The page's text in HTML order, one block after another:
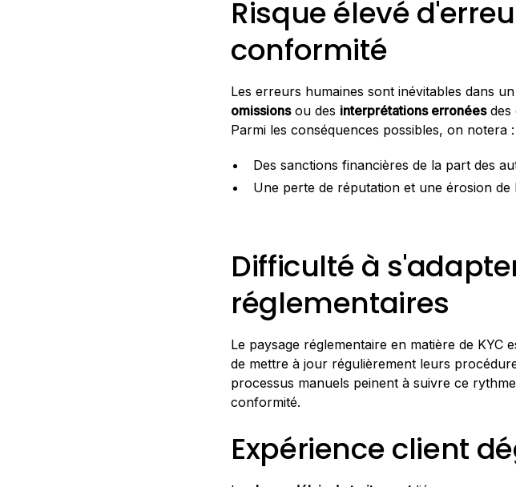
Risque élevé
conformité
Les erreurs humaines sont inévitables dans
omissionsou des interprétations erronéesdes
Parmi les conséquences possibles, on notera :
Des sanctions financières de la part des
Une perte de réputation et une érosion de
Difficulté à
réglementaires
Le paysage réglementaire en matière de
de mettre à jour régulièrement leurs
processus manuels peinent à suivre ce
conformité.
Expérience client